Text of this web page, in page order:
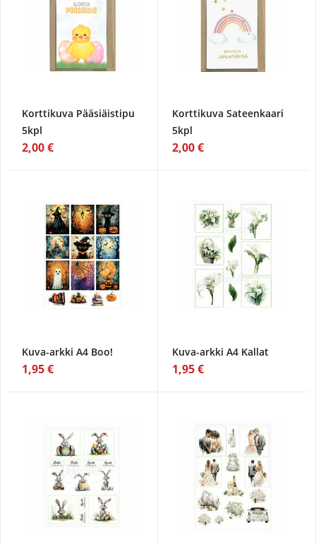
Korttikuva Pääsiäistipu
5kpl
2,00 €
Korttikuva Sateenkaari
5kpl
2,00 €
Kuva-arkki A4 Boo!
1,95 €
Kuva-arkki A4 Kallat
1,95 €